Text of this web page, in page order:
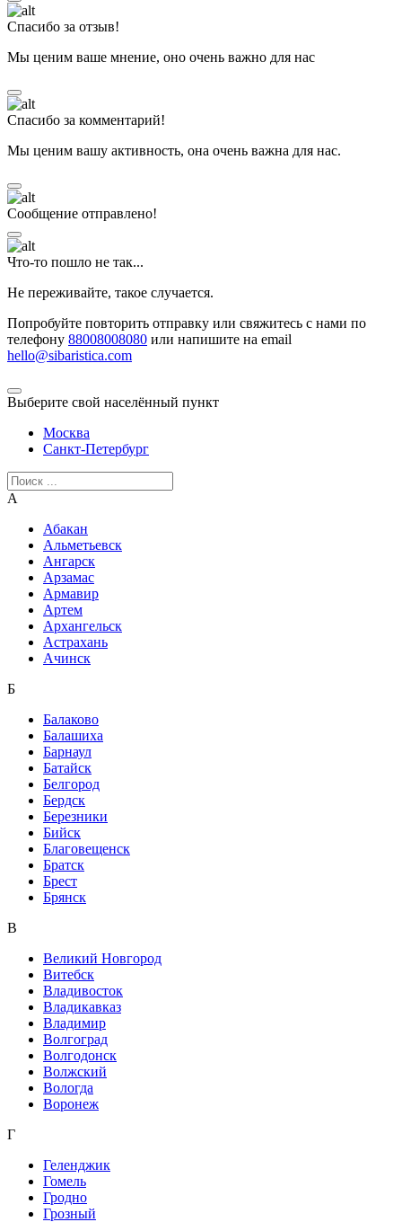
Спасибо за отзыв!
Мы ценим ваше мнение, оно очень важно для нас
Спасибо за комментарий!
Мы ценим вашу активность, она очень важна для нас.
Сообщение отправлено!
Что-то пошло не так...
Не переживайте, такое случается.
Попробуйте повторить отправку или свяжитесь с нами по
телефону 88008008080 или напишите на email
hello@sibaristica.com
Выберите свой населённый пункт
Москва
Санкт-Петербург
А
Абакан
Альметьевск
Ангарск
Арзамас
Армавир
Артем
Архангельск
Астрахань
Ачинск
Б
Балаково
Балашиха
Барнаул
Батайск
Белгород
Бердск
Березники
Бийск
Благовещенск
Братск
Брест
Брянск
В
Великий Новгород
Витебск
Владивосток
Владикавказ
Владимир
Волгоград
Волгодонск
Волжский
Вологда
Воронеж
Г
Геленджик
Гомель
Гродно
Грозный